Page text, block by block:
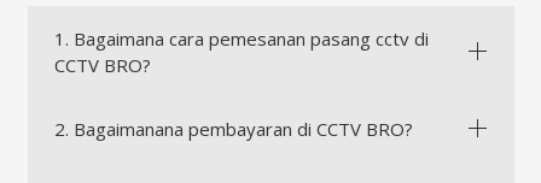
1. Bagaimana cara pemesanan pasang cctv di
CCTV BRO?
2. Bagaimanana pembayaran di CCTV BRO?